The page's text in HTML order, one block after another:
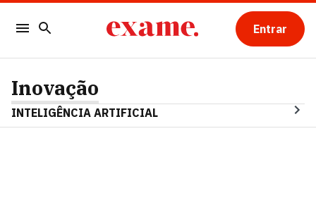
Entrar
Inovação
INTELIGÊNCIA ARTIFICIAL